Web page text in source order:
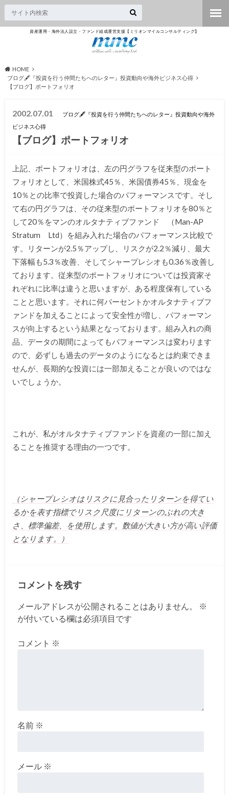
資産運用・海外法人設立・ファンド組成運営支援【ミリオンマイルコンサルティング】
HOME
ブログ🖋『投資を行う仲間たちへのレター』投資動向や海外ビジネス心得
【ブログ】ポートフォリオ
2002.07.01
ブログ🖋『投資を行う仲間たちへのレター』投資動向や海外
ビジネス心得
【ブログ】ポートフォリオ
上記、ポートフォリオは、左の円グラフを従来型のポート
フォリオとして、米国株式45％、米国債券45％、現金を
10％との比率で投資した場合のパフォーマンスです。そし
て右の円グラフは、その従来型のポートフォリオを80％と
して20％をマンのオルタナティブファンド （Man-AP
Stratum Ltd）を組み入れた場合のパフォーマンス比較で
す。リターンが2.5％アップし、リスクが2.2％減り、最大
下落幅も5.3％改善、そしてシャープレシオも0.36％改善し
ております。従来型のポートフォリオについては投資家そ
れぞれに比率は違うと思いますが、ある程度保有している
ことと思います。それに何パーセントかオルタナティブフ
ァンドを加えることによって安全性が増し、パフォーマン
スが向上するという結果となっております。組み入れの商
品、データの期間によってもパフォーマンスは変わります
ので、必ずしも過去のデータのようになるとは約束できま
せんが、長期的な投資には一部加えることが良いのではな
いでしょうか。
これが、私がオルタナティブファンドを資産の一部に加え
ることを推奨する理由の一つです。
（シャープレシオはリスクに見合ったリターンを得てい
るかを表す指標でリスク尺度にリターンのぶれの大き
さ、標準偏差、を使用します。数値が大きい方が高い評価
となります。）
コメントを残す
メールアドレスが公開されることはありません。
※
が付いている欄は必須項目です
コメント ※
名前 ※
メール ※